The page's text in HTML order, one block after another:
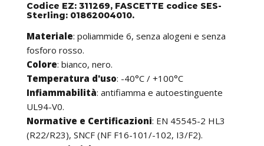
Codice EZ: 311269, FASCETTE codice SES-
Sterling: 01862004010.
Materiale: poliammide 6, senza alogeni e senza
fosforo rosso.
Colore: bianco, nero.
Temperatura d'uso: -40°C / +100°C
Infiammabilità: antifiamma e autoestinguente
UL94-V0.
Normative e Certificazioni: EN 45545-2 HL3
(R22/R23), SNCF (NF F16-101/-102, I3/F2).